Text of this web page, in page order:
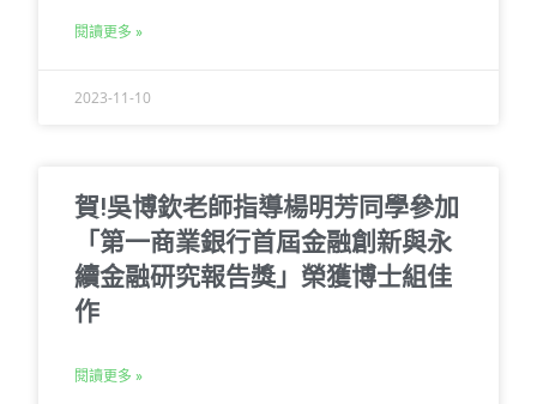
閱讀更多 »
2023-11-10
賀!吳博欽老師指導楊明芳同學參加
「第一商業銀行首屆金融創新與永
續金融研究報告獎」榮獲博士組佳
作
閱讀更多 »